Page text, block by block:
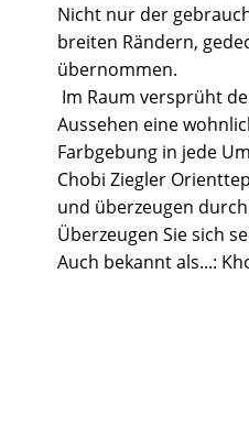
Nicht nur der
breiten Rändern,
übernommen.
Im Raum versprüht
Aussehen eine
Farbgebung in jede
Chobi Ziegler
und überzeugen
Überzeugen Sie sich
Auch bekannt als...: